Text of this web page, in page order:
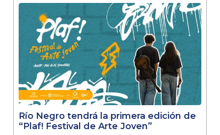
Río Negro tendrá la primera edición de
“Plaf! Festival de Arte Joven”